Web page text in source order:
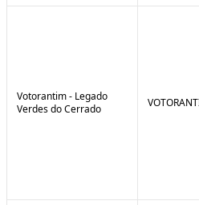
Votorantim - Legado
Verdes do Cerrado